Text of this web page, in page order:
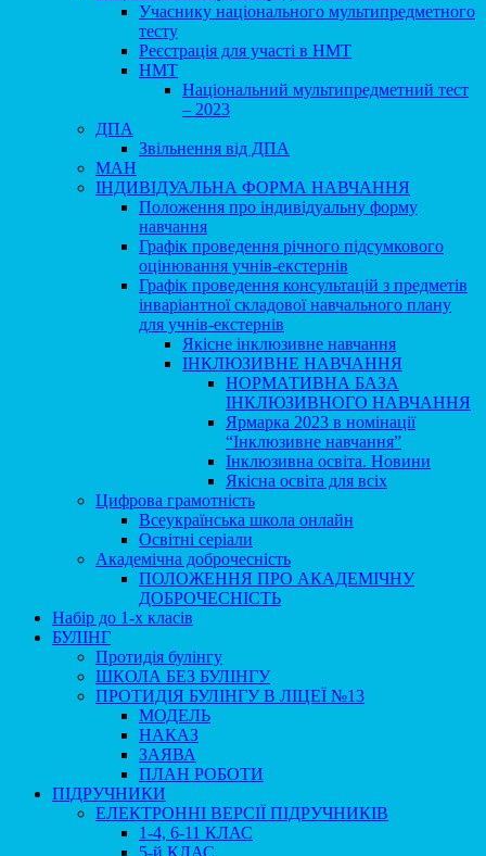
Учаснику національного мультипредметного
тесту
Реєстрація для участі в НМТ
НМТ
Національний мультипредметний тест
– 2023
ДПА
Звільнення від ДПА
МАН
ІНДИВІДУАЛЬНА ФОРМА НАВЧАННЯ
Положення про індивідуальну форму
навчання
Графік проведення річного підсумкового
оцінювання учнів-екстернів
Графік проведення консультацій з предметів
інваріантної складової навчального плану
для учнів-екстернів
Якісне інклюзивне навчання
ІНКЛЮЗИВНЕ НАВЧАННЯ
НОРМАТИВНА БАЗА
ІНКЛЮЗИВНОГО НАВЧАННЯ
Ярмарка 2023 в номінації
“Інклюзивне навчання”
Інклюзивна освіта. Новини
Якісна освіта для всіх
Цифрова грамотність
Всеукраїнська школа онлайн
Освітні серіали
Академічна доброчесність
ПОЛОЖЕННЯ ПРО АКАДЕМІЧНУ
ДОБРОЧЕСНІСТЬ
Набір до 1-х класів
БУЛІНГ
Протидія булінгу
ШКОЛА БЕЗ БУЛІНГУ
ПРОТИДІЯ БУЛІНГУ В ЛІЦЕЇ №13
МОДЕЛЬ
НАКАЗ
ЗАЯВА
ПЛАН РОБОТИ
ПІДРУЧНИКИ
ЕЛЕКТРОННІ ВЕРСІЇ ПІДРУЧНИКІВ
1-4, 6-11 КЛАС
5-й КЛАС